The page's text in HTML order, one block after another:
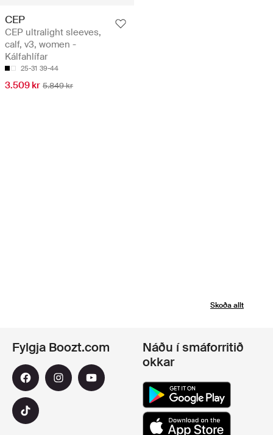
CEP
CEP ultralight sleeves,
calf, v3, women -
Kálfahlífar
25-31 39-44
3.509 kr 5.849 kr
Skoða allt
Fylgja Boozt.com
Náðu í smáforritið
okkar